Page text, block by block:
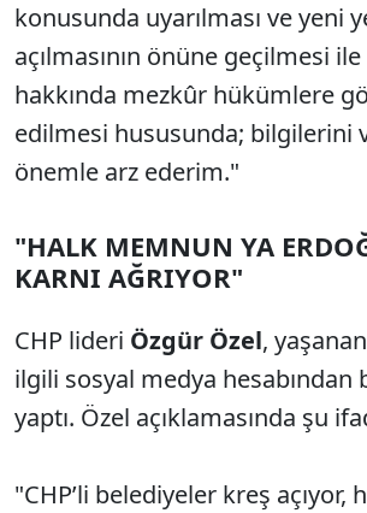
konusunda uyarılması ve yeni
açılmasının önüne geçilmesi
hakkında mezkûr hükümlere
edilmesi hususunda; bilgilerini
önemle arz ederim."
"HALK MEMNUN YA
KARNI AĞRIYOR"
CHP lideri Özgür Özel,
ilgili sosyal medya hesabından
yaptı. Özel açıklamasında şu
"CHP’li belediyeler kreş açıyor,